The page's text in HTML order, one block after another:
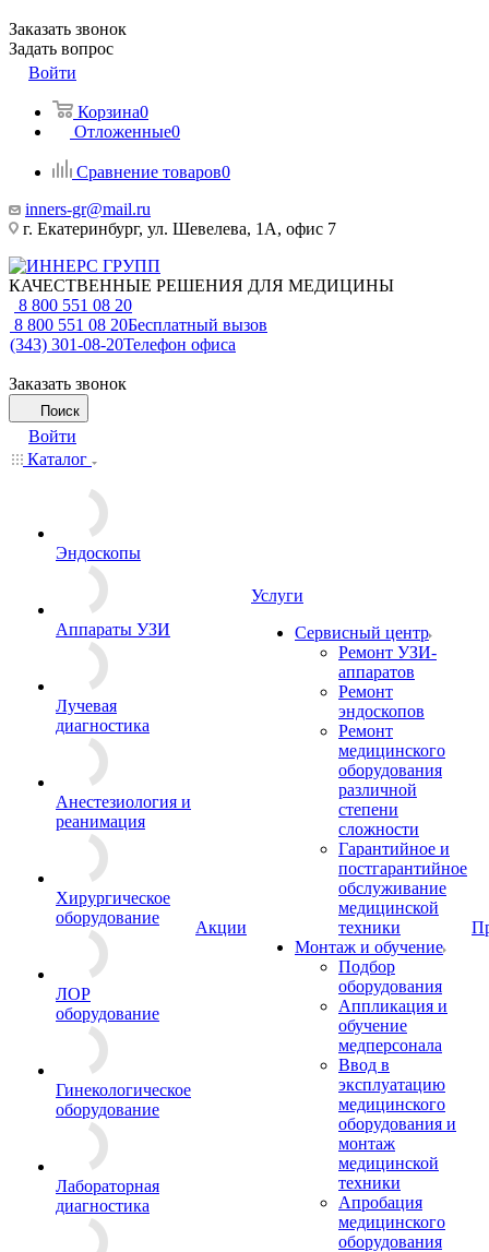
Заказать звонок
Задать вопрос
Войти
Корзина0
Отложенные0
Сравнение товаров0
inners-gr@mail.ru
г. Екатеринбург, ул. Шевелева, 1А, офис 7
КАЧЕСТВЕННЫЕ РЕШЕНИЯ ДЛЯ МЕДИЦИНЫ
8 800 551 08 20
8 800 551 08 20Бесплатный вызов
(343) 301-08-20Телефон офиса
Заказать звонок
Поиск
Войти
Каталог
Эндоскопы
Аппараты УЗИ
Лучевая
диагностика
Анестезиология и
реанимация
Хирургическое
оборудование
ЛОР
оборудование
Гинекологическое
оборудование
Лабораторная
диагностика
Акции
Услуги
Сервисный центр
Ремонт УЗИ-
аппаратов
Ремонт
эндоскопов
Ремонт
медицинского
оборудования
различной
степени
сложности
Гарантийное и
постгарантийное
обслуживание
медицинской
техники
Монтаж и обучение
Подбор
оборудования
Аппликация и
обучение
медперсонала
Ввод в
эксплуатацию
медицинского
оборудования и
монтаж
медицинской
техники
Апробация
медицинского
оборудования